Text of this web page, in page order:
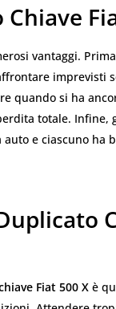
vantaggi.
imprevisti
quando si ha
totale. Infine,
e ciascuno ha
Fiat 500 X è